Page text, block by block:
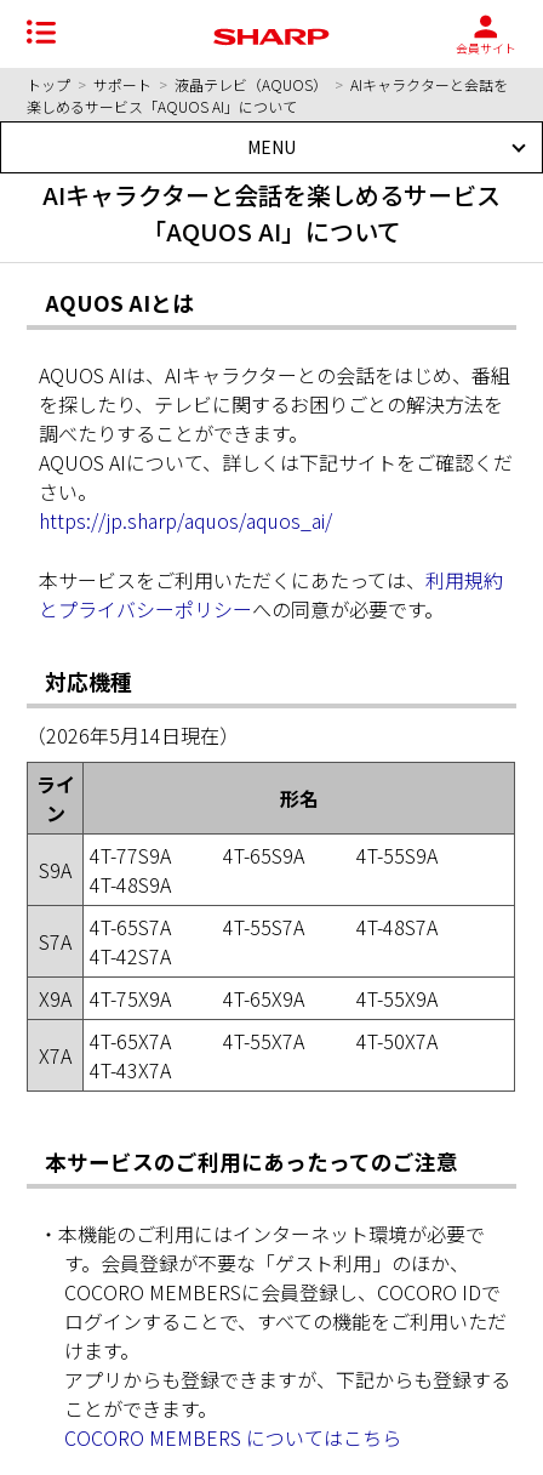
会員サイト
トップ > サポート > 液晶テレビ（AQUOS） > AIキャラクターと会話を
楽しめるサービス「AQUOS AI」について
AIキャラクターと会話を楽しめるサービス
「AQUOS AI」について
MENU
AQUOS AIとは
AQUOS AIは、AIキャラクターとの会話をはじめ、番組
を探したり、テレビに関するお困りごとの解決方法を
調べたりすることができます。
AQUOS AIについて、詳しくは下記サイトをご確認くだ
さい。
https://jp.sharp/aquos/aquos_ai/
本サービスをご利用いただくにあたっては、利用規約
とプライバシーポリシーへの同意が必要です。
対応機種
（2026年5月14日現在）
ライ
ン
形名
S9A 4T-77S9A 4T-65S9A
4T-55S9A
4T-48S9A
S7A
4T-65S7A 4T-55S7A
4T-48S7A
4T-42S7A
X9A
4T-75X9A 4T-65X9A
4T-55X9A
X7A
4T-65X7A 4T-55X7A
4T-50X7A
4T-43X7A
本サービスのご利用にあったってのご注意
・本機能のご利用にはインターネット環境が必要で
す。会員登録が不要な「ゲスト利用」のほか、
COCORO MEMBERSに会員登録し、COCORO IDで
ログインすることで、すべての機能をご利用いただ
けます。
アプリからも登録できますが、下記からも登録する
ことができます。
COCORO MEMBERS についてはこちら